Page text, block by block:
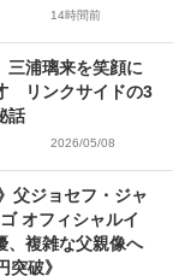
14時間前
三浦璃来を笑顔に
リンクサイドの3
話
2026/05/08
父ジョセフ・ジャ
オフィシャルイ
、複雑な父親像へ
突破》